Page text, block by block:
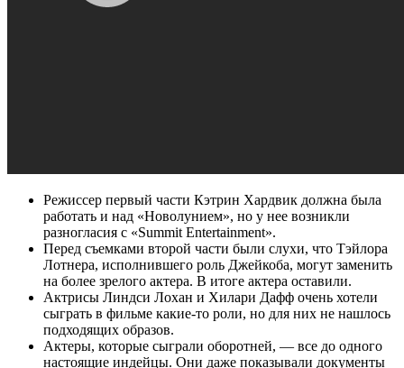
Режиссер первый части Кэтрин Хардвик должна была
работать и над «Новолунием», но у нее возникли
разногласия с «Summit Entertainment».
Перед съемками второй части были слухи, что Тэйлора
Лотнера, исполнившего роль Джейкоба, могут заменить
на более зрелого актера. В итоге актера оставили.
Актрисы Линдси Лохан и Хилари Дафф очень хотели
сыграть в фильме какие-то роли, но для них не нашлось
подходящих образов.
Актеры, которые сыграли оборотней, — все до одного
настоящие индейцы. Они даже показывали документы